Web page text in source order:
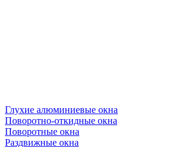
Глухие алюминиевые окна
Поворотно-откидные окна
Поворотные окна
Раздвижные окна